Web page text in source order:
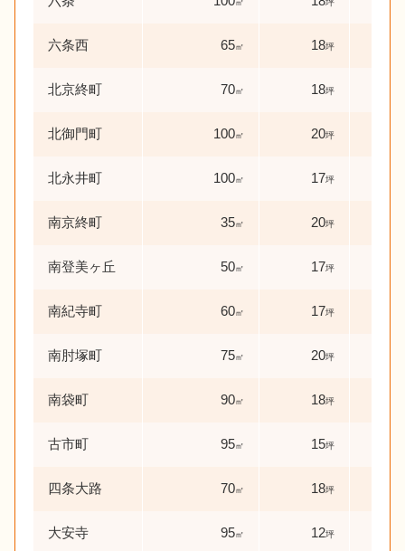
㎡ 坪
六条西 65㎡ 18坪
北京終町 70㎡ 18坪
北御門町 100㎡ 20坪
北永井町 100㎡ 17坪
南京終町 35㎡ 20坪
南登美ヶ丘 50㎡ 17坪
南紀寺町 60㎡ 17坪
南肘塚町 75㎡ 20坪
南袋町 90㎡ 18坪
古市町 95㎡ 15坪
四条大路 70㎡ 18坪
大安寺 95㎡ 12坪